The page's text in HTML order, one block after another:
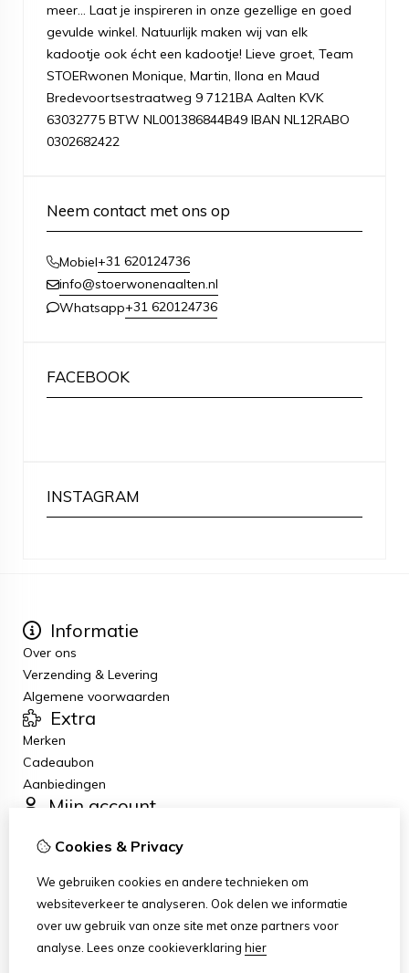
meer... Laat je inspireren in onze gezellige en goed
gevulde winkel. Natuurlijk maken wij van elk
kadootje ook écht een kadootje! Lieve groet, Team
STOERwonen Monique, Martin, Ilona en Maud
Bredevoortsestraatweg 9 7121BA Aalten KVK
63032775 BTW NL001386844B49 IBAN NL12RABO
0302682422
Neem contact met ons op
Mobiel+31 620124736
info@stoerwonenaalten.nl
Whatsapp+31 620124736
FACEBOOK
INSTAGRAM
Informatie
Over ons
Verzending & Levering
Algemene voorwaarden
Extra
Merken
Cadeaubon
Aanbiedingen
Mijn account
Bestelhistorie
Nieuwsbrief
Klantenservice
Sitemap
Cookies & Privacy
We gebruiken cookies en andere technieken om
websiteverkeer te analyseren. Ook delen we informatie
over uw gebruik van onze site met onze partners voor
analyse. Lees onze cookieverklaring hier